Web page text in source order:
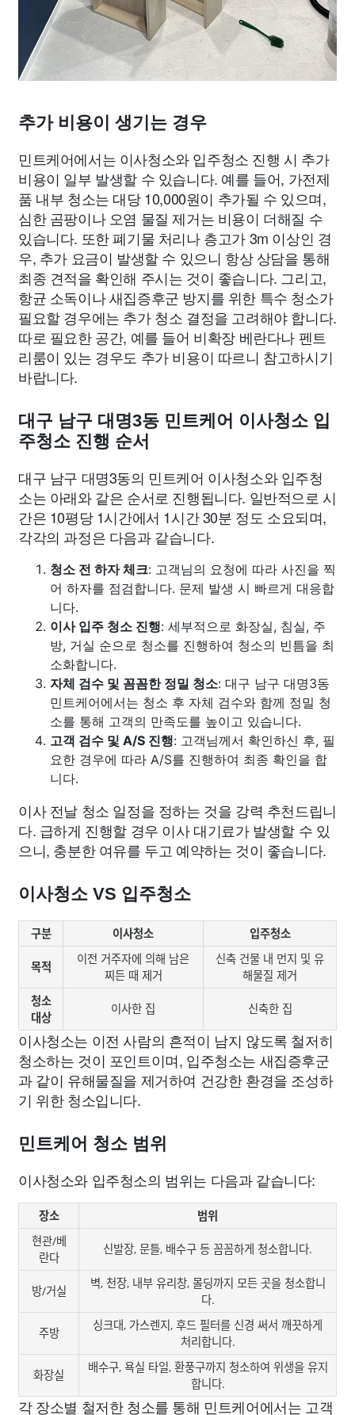
추가 비용이 생기는 경우
민트케어에서는 이사청소와 입주청소 진행 시 추가
비용이 일부 발생할 수 있습니다. 예를 들어, 가전제
품 내부 청소는 대당 10,000원이 추가될 수 있으며,
심한 곰팡이나 오염 물질 제거는 비용이 더해질 수
있습니다. 또한 폐기물 처리나 층고가 3m 이상인 경
우, 추가 요금이 발생할 수 있으니 항상 상담을 통해
최종 견적을 확인해 주시는 것이 좋습니다. 그리고,
항균 소독이나 새집증후군 방지를 위한 특수 청소가
필요할 경우에는 추가 청소 결정을 고려해야 합니다.
따로 필요한 공간, 예를 들어 비확장 베란다나 펜트
리룸이 있는 경우도 추가 비용이 따르니 참고하시기
바랍니다.
대구 남구 대명3동 민트케어 이사청소 입
주청소 진행 순서
대구 남구 대명3동의 민트케어 이사청소와 입주청
소는 아래와 같은 순서로 진행됩니다. 일반적으로 시
간은 10평당 1시간에서 1시간 30분 정도 소요되며,
각각의 과정은 다음과 같습니다.
청소 전 하자 체크: 고객님의 요청에 따라 사진을 찍
어 하자를 점검합니다. 문제 발생 시 빠르게 대응합
니다.
이사 입주 청소 진행: 세부적으로 화장실, 침실, 주
방, 거실 순으로 청소를 진행하여 청소의 빈틈을 최
소화합니다.
자체 검수 및 꼼꼼한 정밀 청소: 대구 남구 대명3동
민트케어에서는 청소 후 자체 검수와 함께 정밀 청
소를 통해 고객의 만족도를 높이고 있습니다.
고객 검수 및 A/S 진행: 고객님께서 확인하신 후, 필
요한 경우에 따라 A/S를 진행하여 최종 확인을 합
니다.
이사 전날 청소 일정을 정하는 것을 강력 추천드립니
다. 급하게 진행할 경우 이사 대기료가 발생할 수 있
으니, 충분한 여유를 두고 예약하는 것이 좋습니다.
이사청소 VS 입주청소
구분 이사청소 입주청소
목적
이전 거주자에 의해 남은
찌든 때 제거
신축 건물 내 먼지 및 유
해물질 제거
청소
대상
이사한 집 신축한 집
이사청소는 이전 사람의 흔적이 남지 않도록 철저히
청소하는 것이 포인트이며, 입주청소는 새집증후군
과 같이 유해물질을 제거하여 건강한 환경을 조성하
기 위한 청소입니다.
민트케어 청소 범위
이사청소와 입주청소의 범위는 다음과 같습니다:
장소
범위
현관/베
란다
신발장, 문틀, 배수구 등 꼼꼼하게 청소합니다.
방/거실
벽, 천장, 내부 유리창, 몰딩까지 모든 곳을 청소합니
다.
주방
싱크대, 가스렌지, 후드 필터를 신경 써서 깨끗하게
처리합니다.
화장실
배수구, 욕실 타일, 환풍구까지 청소하여 위생을 유지
합니다.
각 장소별 철저한 청소를 통해 민트케어에서는 고객